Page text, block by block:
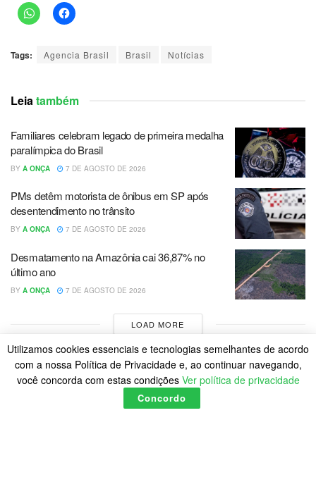
Tags: Agencia Brasil Brasil Notícias
Leiatambém
Familiares celebram legado de primeira medalha
paralímpica do Brasil
BY A ONÇA 7 DE AGOSTO DE 2026
PMs detêm motorista de ônibus em SP após
desentendimento no trânsito
BY A ONÇA 7 DE AGOSTO DE 2026
Desmatamento na Amazônia cai 36,87% no
último ano
BY A ONÇA 7 DE AGOSTO DE 2026
LOAD MORE
Utilizamos cookies essenciais e tecnologias semelhantes de acordo
com a nossa Política de Privacidade e, ao continuar navegando,
você concorda com estas condições Ver política de privacidade
Concordo